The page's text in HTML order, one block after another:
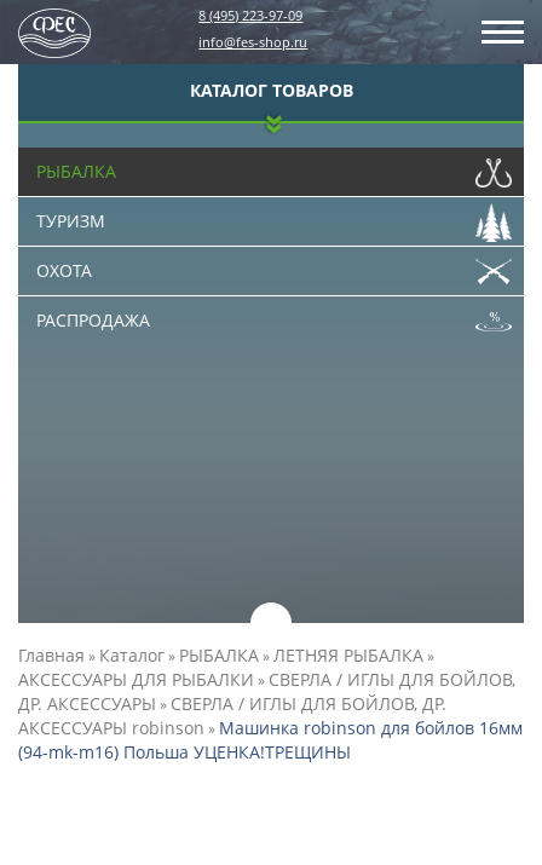
8 (495) 223-97-09
info@fes-shop.ru
КАТАЛОГ ТОВАРОВ
РЫБАЛКА
ТУРИЗМ
ОХОТА
РАСПРОДАЖА
Главная » Каталог» РЫБАЛКА»ЛЕТНЯЯ РЫБАЛКА»
АКСЕССУАРЫ ДЛЯ РЫБАЛКИ » СВЕРЛА / ИГЛЫ ДЛЯ БОЙЛОВ,
ДР. АКСЕССУАРЫ » СВЕРЛА / ИГЛЫ ДЛЯ БОЙЛОВ, ДР.
АКСЕССУАРЫ robinson » Машинка robinson для бойлов 16мм
(94-mk-m16) Польша УЦЕНКА!ТРЕЩИНЫ